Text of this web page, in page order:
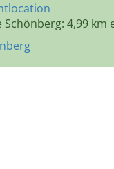
Schönberg: 4,99 km